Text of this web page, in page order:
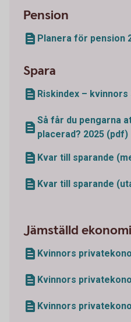
Pension
Planera för pension
Spara
Riskindex –
Så får du pengarna
placerad? 2025 (pdf)
Kvar till sparande
Kvar till sparande
Jämställd ekonomi
Kvinnors
Kvinnors
Kvinnors